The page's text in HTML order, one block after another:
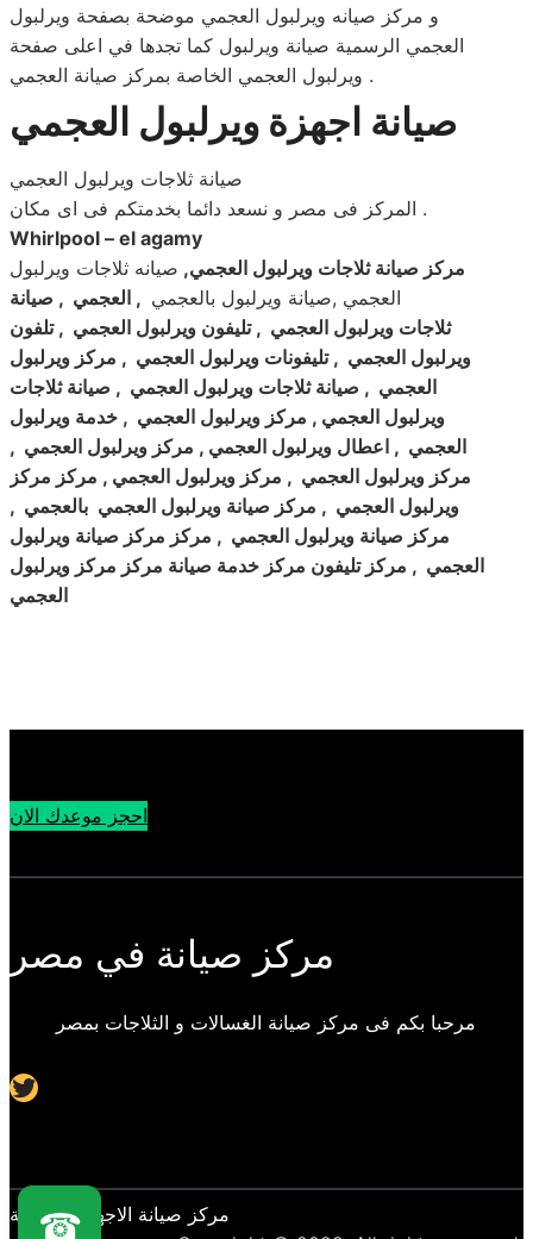
و مركز صيانه ويرلبول العجمي موضحة بصفحة ويرلبول
العجمي الرسمية صيانة ويرلبول كما تجدها في اعلى صفحة
ويرلبول العجمي الخاصة بمركز صيانة العجمي .
صيانة اجهزة ويرلبول العجمي
صيانة ثلاجات ويرلبول العجمي
المركز فى مصر و نسعد دائما بخدمتكم فى اى مكان .
Whirlpool – el agamy
مركز صيانة ثلاجات ويرلبول العجمي, صيانه ثلاجات ويرلبول
العجمي ,صيانة ويرلبول بالعجمي , العجمي , صيانة
ثلاجات ويرلبول العجمي , تليفون ويرلبول العجمي , تلفون
ويرلبول العجمي , تليفونات ويرلبول العجمي , مركز ويرلبول
العجمي , صيانة ثلاجات ويرلبول العجمي , صيانة ثلاجات
ويرلبول العجمي , مركز ويرلبول العجمي , خدمة ويرلبول
العجمي , اعطال ويرلبول العجمي , مركز ويرلبول العجمي ,
مركز ويرلبول العجمي , مركز ويرلبول العجمي , مركز مركز
ويرلبول العجمي , مركز صيانة ويرلبول العجمي بالعجمي ,
مركز صيانة ويرلبول العجمي , مركز مركز صيانة ويرلبول
العجمي , مركز تليفون مركز خدمة صيانة مركز مركز ويرلبول
العجمي
احجز موعدك الان
مركز صيانة في مصر
مرحبا بكم فى مركز صيانة الغسالات و الثلاجات بمصر
Twitter
مركز صيانة الاجهزة المنزلية
☎